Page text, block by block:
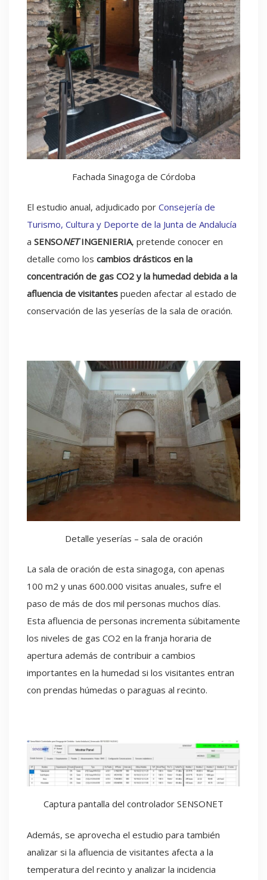
Fachada Sinagoga de Córdoba
El estudio anual, adjudicado por Consejería de
Turismo, Cultura y Deporte de la Junta de Andalucía
a SENSONETINGENIERIA, pretende conocer en
detalle como los cambios drásticos en la
concentración de gas CO2 y la humedad debida a la
afluencia de visitantes pueden afectar al estado de
conservación de las yeserías de la sala de oración.
Detalle yeserías – sala de oración
La sala de oración de esta sinagoga, con apenas
100 m2 y unas 600.000 visitas anuales, sufre el
paso de más de dos mil personas muchos días.
Esta afluencia de personas incrementa súbitamente
los niveles de gas CO2 en la franja horaria de
apertura además de contribuir a cambios
importantes en la humedad si los visitantes entran
con prendas húmedas o paraguas al recinto.
Captura pantalla del controlador SENSONET
Además, se aprovecha el estudio para también
analizar si la afluencia de visitantes afecta a la
temperatura del recinto y analizar la incidencia